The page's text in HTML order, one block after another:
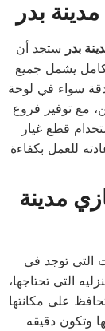
بدر
بدر ستجد أن
يشمل جميع
سواء في لوحة
مع توفير فروع
قطع غيار
للعمل بكفاءة
مدينة
التى توجد فى
التى تحتاجها،
منذ عام 1912 وكى تحافظ على مكانتها
وتكون دقيقه